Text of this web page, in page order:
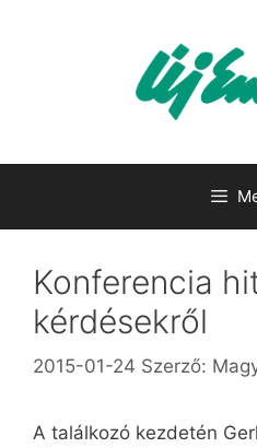
Konferencia
kérdésekről
2015-01-24 Szerző:
A találkozó kezdetén